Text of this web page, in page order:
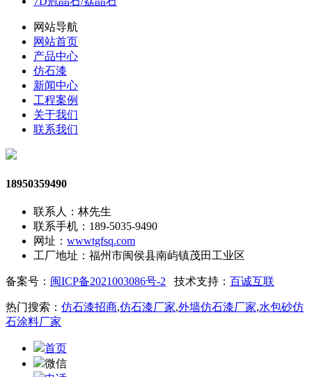
网站导航
网站首页
产品中心
仿石漆
新闻中心
工程案例
关于我们
联系我们
18950359490
联系人：林先生
联系手机：189-5035-9490
网址： wwwtgfsq.com
工厂地址：福州市闽侯县南屿镇茂田工业区
备案号： 闽ICP备2021003086号-2 技术支持： 百诚互联
热门搜索： 仿石漆招商,仿石漆厂家,外墙仿石漆厂家,水包砂仿
石涂料厂家
首页
微信